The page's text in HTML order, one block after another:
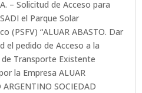
– Solicitud de Acceso para
el Parque Solar
(PSFV) “ALUAR ABASTO. Dar
el pedido de Acceso a la
de Transporte Existente
la Empresa ALUAR
SOCIEDAD